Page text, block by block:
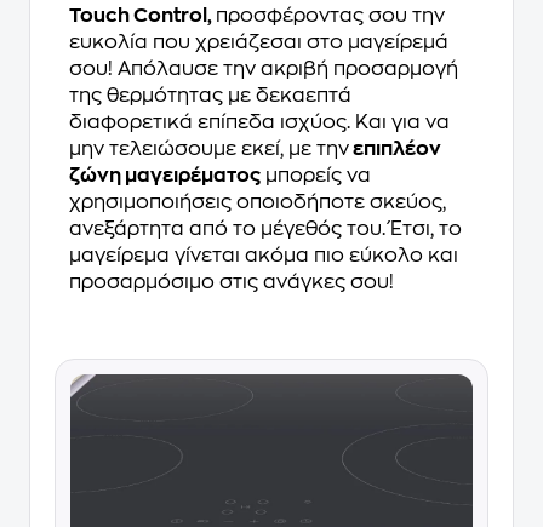
Touch Control, προσφέροντας σου την
ευκολία που χρειάζεσαι στο μαγείρεμά
σου! Απόλαυσε την ακριβή προσαρμογή
της θερμότητας με δεκαεπτά
διαφορετικά επίπεδα ισχύος. Και για να
μην τελειώσουμε εκεί, με τηνεπιπλέον
ζώνη μαγειρέματος μπορείς να
χρησιμοποιήσεις οποιοδήποτε σκεύος,
ανεξάρτητα από το μέγεθός του. Έτσι, το
μαγείρεμα γίνεται ακόμα πιο εύκολο και
προσαρμόσιμο στις ανάγκες σου!